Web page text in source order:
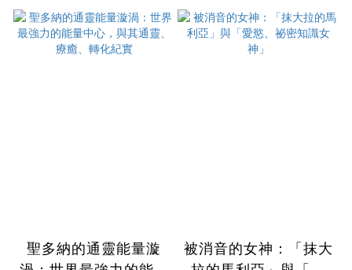
聖多納的通靈能量漩
被消音的女神：「抹大